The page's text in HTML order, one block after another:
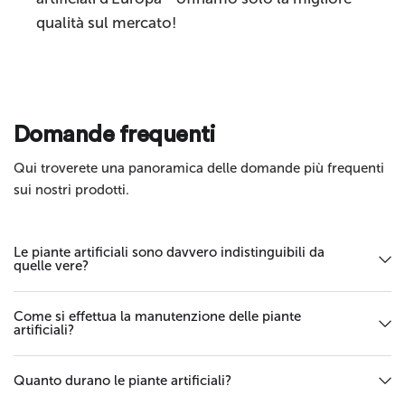
Invia
qualità sul mercato!
Domande frequenti
Qui troverete una panoramica delle domande più frequenti
sui nostri prodotti.
Le piante artificiali sono davvero indistinguibili da
quelle vere?
Come si effettua la manutenzione delle piante
artificiali?
Quanto durano le piante artificiali?